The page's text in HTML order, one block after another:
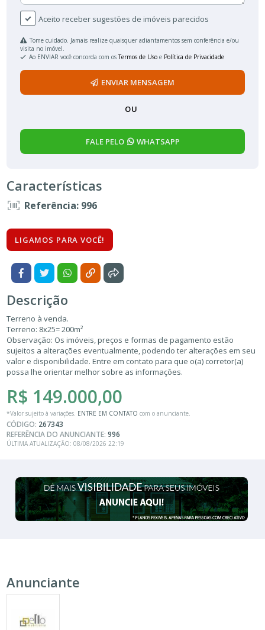
Aceito receber sugestões de imóveis parecidos
Tome cuidado. Jamais realize quaisquer adiantamentos sem conferência e/ou
visita no imóvel.
Ao ENVIAR você concorda com osTermos de Uso e Política de Privacidade
ENVIAR MENSAGEM
OU
FALE PELO WHATSAPP
Características
Referência: 996
LIGAMOS PARA VOCÊ!
Descrição
Terreno à venda.
Terreno: 8x25= 200m²
Observação: Os imóveis, preços e formas de pagamento estão
sujeitos a alterações eventualmente, podendo ter alterações em seu
valor e disponibilidade. Entre em contato para que o(a) corretor(a)
possa lhe orientar melhor sobre as informações.
R$ 149.000,00
*Valor sujeito à variações. ENTRE EM CONTATO com o anunciante.
CÓDIGO: 267343
REFERÊNCIA DO ANUNCIANTE:996
ÚLTIMA ATUALIZAÇÃO: 08/08/2026 22:19
Anunciante